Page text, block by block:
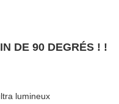
DE 90 DEGRÉS ! !
lumineux